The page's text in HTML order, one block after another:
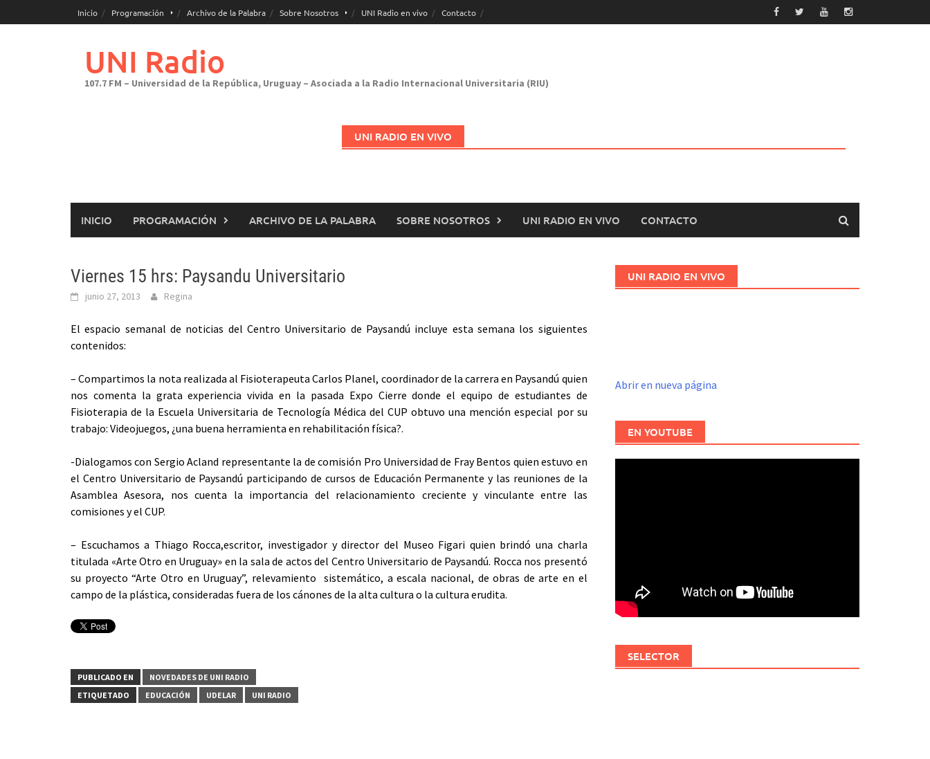
al
Inicio Programación Archivo de la Palabra Sobre Nosotros UNI Radio en vivo Contacto
UNI Radio
107.7 FM – Universidad de la República, Uruguay – Asociada a la Radio Internacional Universitaria (RIU)
UNI RADIO EN VIVO
INICIO PROGRAMACIÓN ARCHIVO DE LA PALABRA SOBRE NOSOTROS UNI RADIO EN VIVO CONTACTO
Viernes 15 hrs: Paysandu Universitario
junio 27, 2013 Regina
El espacio semanal de noticias del Centro Universitario de Paysandú incluye esta semana los siguientes
contenidos:
– Compartimos la nota realizada al Fisioterapeuta Carlos Planel, coordinador de la carrera en Paysandú quien
nos comenta la grata experiencia vivida en la pasada Expo Cierre donde el equipo de estudiantes de
Fisioterapia de la Escuela Universitaria de Tecnología Médica del CUP obtuvo una mención especial por su
trabajo: Videojuegos, ¿una buena herramienta en rehabilitación física?.
-Dialogamos con Sergio Acland representante la de comisión Pro Universidad de Fray Bentos quien estuvo en
el Centro Universitario de Paysandú participando de cursos de Educación Permanente y las reuniones de la
Asamblea Asesora, nos cuenta la importancia del relacionamiento creciente y vinculante entre las
comisiones y el CUP.
– Escuchamos a Thiago Rocca,escritor, investigador y director del Museo Figari quien brindó una charla
titulada «Arte Otro en Uruguay» en la sala de actos del Centro Universitario de Paysandú. Rocca nos presentó
su proyecto “Arte Otro en Uruguay”, relevamiento sistemático, a escala nacional, de obras de arte en el
campo de la plástica, consideradas fuera de los cánones de la alta cultura o la cultura erudita.
PUBLICADO EN
NOVEDADES DE UNI RADIO
ETIQUETADO
EDUCACIÓN UDELAR UNI RADIO
UNI RADIO EN VIVO
Abrir en nueva página
EN YOUTUBE
SELECTOR